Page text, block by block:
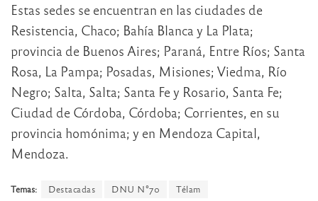
Estas sedes se encuentran en las ciudades de
Resistencia, Chaco; Bahía Blanca y La Plata;
provincia de Buenos Aires; Paraná, Entre Ríos; Santa
Rosa, La Pampa; Posadas, Misiones; Viedma, Río
Negro; Salta, Salta; Santa Fe y Rosario, Santa Fe;
Ciudad de Córdoba, Córdoba; Corrientes, en su
provincia homónima; y en Mendoza Capital,
Mendoza.
Temas: Destacadas DNU N°70 Télam